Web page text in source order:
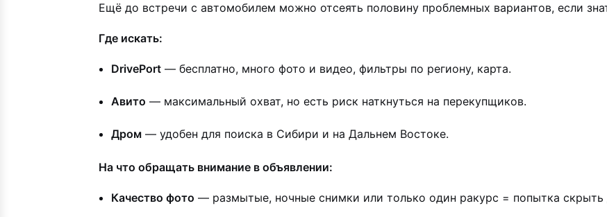
Ещё до встречи с автомобилем можно отсеять половину проблемных вариантов, если
Где искать:
DrivePort — бесплатно, много фото и видео, фильтры по региону, карта.
Авито — максимальный охват, но есть риск наткнуться на перекупщиков.
Дром — удобен для поиска в Сибири и на Дальнем Востоке.
На что обращать внимание в объявлении:
Качество фото — размытые, ночные снимки или только один ракурс = попытка скрыть